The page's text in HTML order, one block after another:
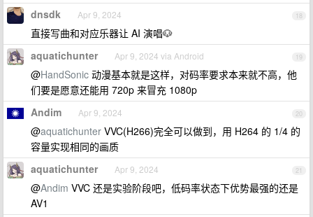
18
dnsdk Apr 9, 2024
直接写曲和对应乐器让 AI 演唱🐶
19
aquatichunter Apr 9, 2024 via Android
@HandSonic 动漫基本就是这样，对码率要求本来就不高，他
们要是愿意还能用 720p 来冒充 1080p
20
Andim Apr 9, 2024
@aquatichunter VVC(H266)完全可以做到，用 H264 的 1/4 的
容量实现相同的画质
21
aquatichunter Apr 9, 2024
@Andim VVC 还是实验阶段吧，低码率状态下优势最强的还是
AV1